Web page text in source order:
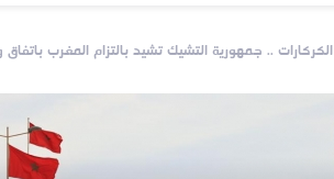
الكركارات .. جمهورية التشيك تشيد بالتزام المغرب